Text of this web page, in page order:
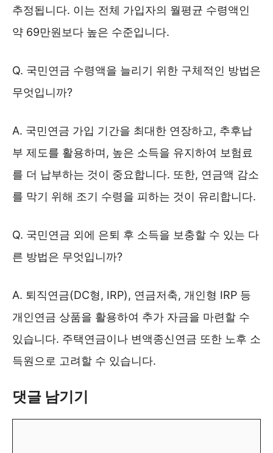
추정됩니다. 이는 전체 가입자의 월평균 수령액인
약 69만원보다 높은 수준입니다.
Q. 국민연금 수령액을 늘리기 위한 구체적인 방법은
무엇입니까?
A. 국민연금 가입 기간을 최대한 연장하고, 추후납
부 제도를 활용하며, 높은 소득을 유지하여 보험료
를 더 납부하는 것이 중요합니다. 또한, 연금액 감소
를 막기 위해 조기 수령을 피하는 것이 유리합니다.
Q. 국민연금 외에 은퇴 후 소득을 보충할 수 있는 다
른 방법은 무엇입니까?
A. 퇴직연금(DC형, IRP), 연금저축, 개인형 IRP 등
개인연금 상품을 활용하여 추가 자금을 마련할 수
있습니다. 주택연금이나 변액종신연금 또한 노후 소
득원으로 고려할 수 있습니다.
댓글 남기기